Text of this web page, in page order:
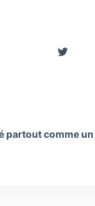
partout comme un